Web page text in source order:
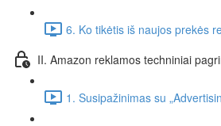
6. Ko tikėtis iš naujos prekės
II. Amazon reklamos techniniai
1. Susipažinimas su